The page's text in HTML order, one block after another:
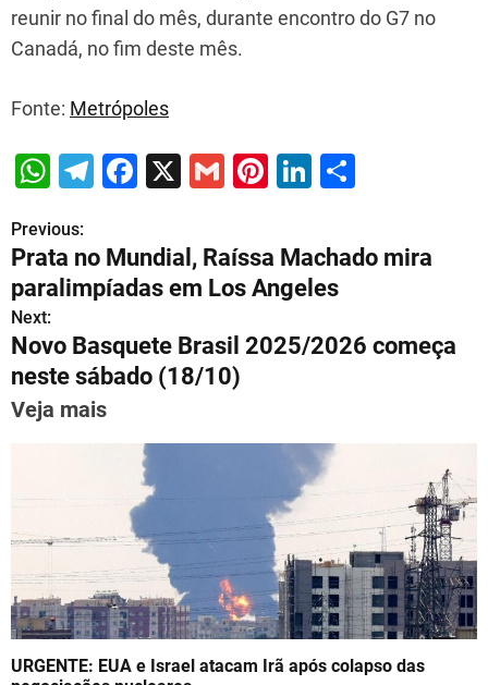
reunir no final do mês, durante encontro do G7 no
Canadá, no fim deste mês.
Fonte: Metrópoles
W
at
s
A
p
p
T
e
gr
a
m
F
e
b
o
o
X
G
ai
l
Pi
er
e
st
Li
k
e
dI
n
ar
e
P
o
s
t
n
i
a
t
Previous:
Prata no Mundial, Raíssa Machado mira
paralimpíadas em Los Angeles
Next:
Novo Basquete Brasil 2025/2026 começa
neste sábado (18/10)
Veja mais
URGENTE: EUA e Israel atacam Irã após colapso das